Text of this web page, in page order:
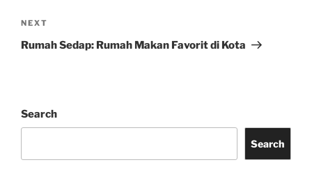
Next
Post
NEXT
Rumah Sedap: Rumah Makan Favorit di Kota
Search
Search